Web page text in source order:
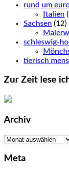
rund um
Italien
Sachsen (12)
schleswig-
tierisch
Zur Zeit lese
Archiv
Archiv
Meta